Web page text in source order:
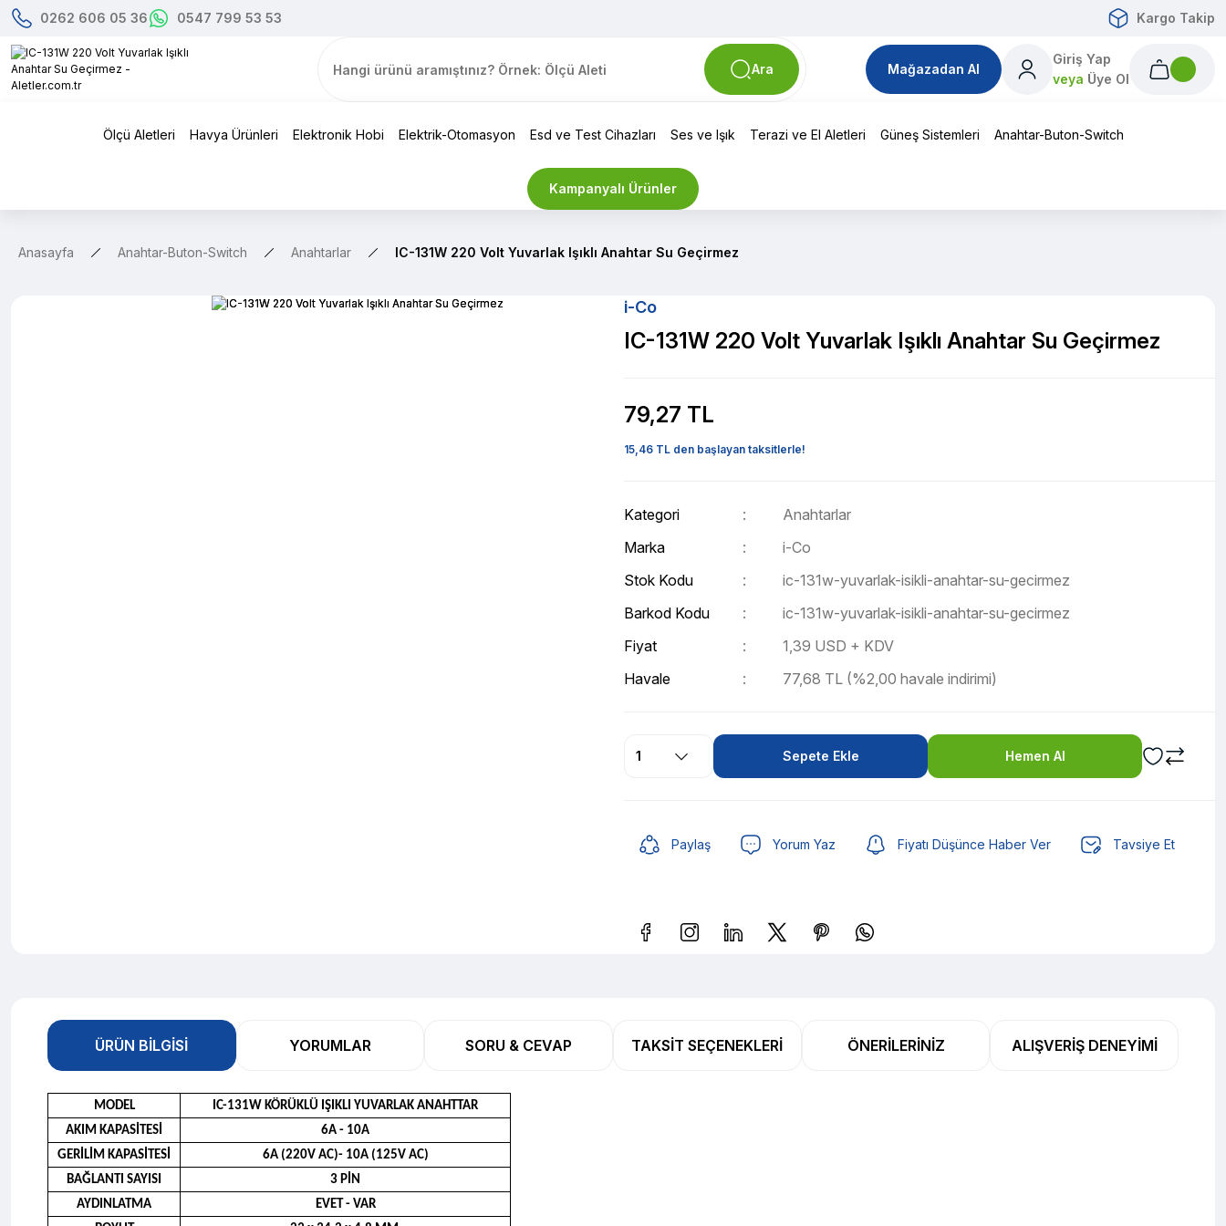
0262 606 05 36 0547 799 53 53 Kargo Takip
Ara Mağazadan Al
Giriş Yap
veya Üye Ol
Ölçü Aletleri Havya Ürünleri Elektronik Hobi Elektrik-Otomasyon Esd ve Test Cihazları Ses ve Işık Terazi ve El Aletleri Güneş Sistemleri Anahtar-Buton-Switch
Kampanyalı Ürünler
Anasayfa Anahtar-Buton-Switch Anahtarlar IC-131W 220 Volt Yuvarlak Işıklı Anahtar Su Geçirmez
i-Co
IC-131W 220 Volt Yuvarlak Işıklı Anahtar Su Geçirmez
79,27 TL
15,46 TL den başlayan taksitlerle!
Kategori
Anahtarlar
Marka
i-Co
Stok Kodu
ic-131w-yuvarlak-isikli-anahtar-su-gecirmez
Barkod Kodu
ic-131w-yuvarlak-isikli-anahtar-su-gecirmez
Fiyat
1,39 USD + KDV
Havale
77,68 TL (%2,00 havale indirimi)
Sepete Ekle Hemen Al
Paylaş Yorum Yaz Fiyatı Düşünce Haber Ver Tavsiye Et
ÜRÜN BILGISI YORUMLAR SORU & CEVAP TAKSIT SEÇENEKLERI ÖNERILERINIZ ALIŞVERIŞ DENEYIMI
MODEL
IC-131W KÖRÜKLÜ IŞIKLI YUVARLAK ANAHTTAR
AKIM KAPASİTESİ
6A - 10A
GERİLİM KAPASİTESİ
6A (220V AC)- 10A (125V AC)
BAĞLANTI SAYISI
3 PİN
AYDINLATMA
EVET - VAR